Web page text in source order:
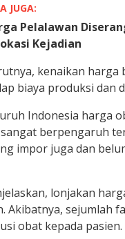
JUGA:
Pelalawan
Kejadian
kenaikan harga
biaya produksi dan
Indonesia harga
berpengaruh
impor juga dan
lonjakan
Akibatnya, sejumlah
obat kepada pasien.